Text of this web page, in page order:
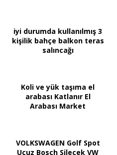
iyi durumda kullanılmış 3
kişilik bahçe balkon teras
salıncağı
Koli ve yük taşıma el
arabası Katlanır El
Arabası Market
VOLKSWAGEN Golf Spot
Ucuz Bosch Silecek VW